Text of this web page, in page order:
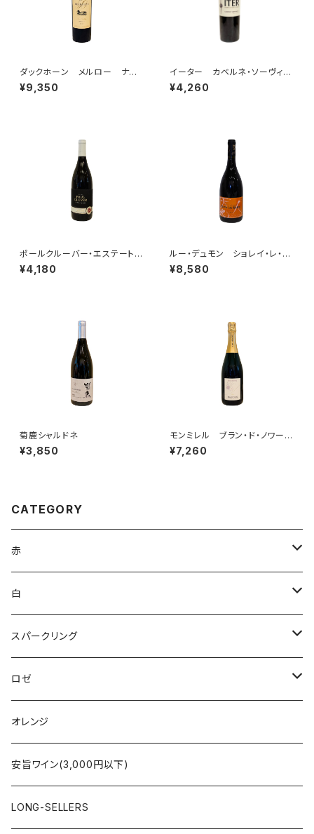
ダックホーン メルロー ナパ・
ヴァレー 2023【50周年ラベ
ル】
¥9,350
イーター カベルネ・ソーヴィニ
ヨン ナパ・ヴァレー 2023
¥4,260
ポールクルーバー・エステート・
シャルドネ 2022
¥4,180
ルー・デュモン ショレイ・レ・ボ
ーヌ ルージュ 2022
¥8,580
菊鹿シャルドネ
¥3,850
モンミレル ブラン・ド・ノワー
ル クレマン・ピコネ・セレクシ
ョン
¥7,260
CATEGORY
赤
ブルゴーニュ
ボルドー
シャンパーニュ
コート・デュ・ローヌ
ラングドック・ルーション
アルザス
白
アルザス
ブルゴーニュ
ボルドー
ロワール
ローヌ
スパークリング
シャンパーニュ
アルザス
フランス
日本
ロゼ
シャンパーニュ
アルザス
ドイツ
オレンジ
安旨ワイン(3,000円以下)
LONG-SELLERS